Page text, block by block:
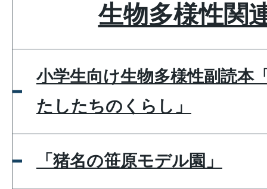
生物多様性関
小学生向け生物多様性副読本
たしたちのくらし」
「猪名の笹原モデル園」